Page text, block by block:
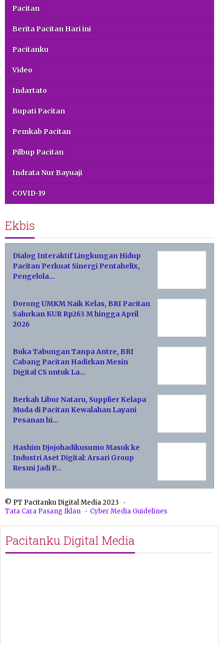
Pacitan
Berita Pacitan Hari ini
Pacitanku
Video
Indartato
Bupati Pacitan
Pemkab Pacitan
Pilbup Pacitan
Indrata Nur Bayuaji
COVID-19
Ekbis
Dialog Interaktif Lingkungan Hidup
Pacitan Perkuat Sinergi Pentahelix,
Pengelola…
Dorong UMKM Naik Kelas, BRI Pacitan
Salurkan KUR Rp263 M hingga April
2026
Buka Tabungan Tanpa Antre, BRI
Cabang Pacitan Hadirkan Mesin
Digital CS untuk La…
Berkah Libur Nataru, Supplier Kelapa
Muda di Pacitan Kewalahan Layani
Pesanan hi…
Hashim Djojohadikusumo Masuk ke
Industri Aset Digital: Arsari Group
Resmi Jadi P…
© PT Pacitanku Digital Media 2023
Tata Cara Pasang Iklan
Cyber Media Guidelines
Pacitanku Digital Media